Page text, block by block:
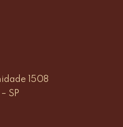
1508
SP